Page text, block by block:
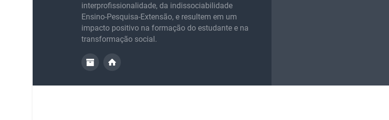
interprofissionalidade, da indissociabilidade
Ensino-Pesquisa-Extensão, e resultem em um
impacto positivo na formação do estudante e na
transformação social.